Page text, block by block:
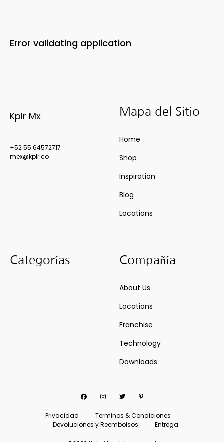
Error validating application
Kplr Mx
+52 55 64572717
mex@kplr.co
Mapa del Sitio
Home
Shop
Inspiration
Blog
Locations
Categorías Compañía
About Us
Locations
Franchise
Technology
Downloads
FacebookInstagramTwitterPinterest
Privacidad
Terminos & Condiciones
Devoluciones y Reembolsos
Entrega